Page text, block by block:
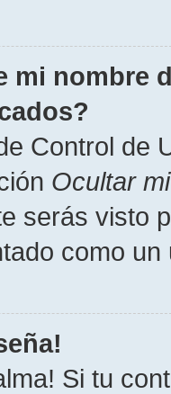
mi nombre
Control de
Ocultar
serás visto
como un
Si tu